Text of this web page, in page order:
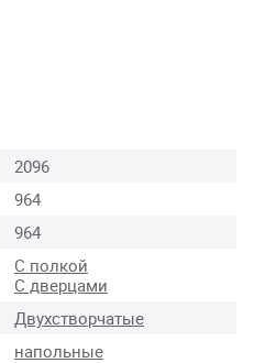
2096
964
964
С полкой
С дверцами
Двухстворчатые
напольные